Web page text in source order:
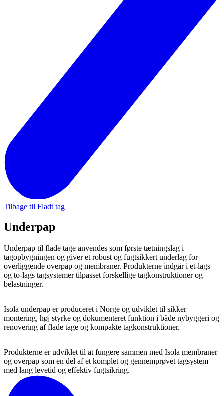
Tilbage til Fladt tag
Underpap
Underpap til flade tage anvendes som første tætningslag i
tagopbygningen og giver et robust og fugtsikkert underlag for
overliggende overpap og membraner. Produkterne indgår i et-lags
og to-lags tagsystemer tilpasset forskellige tagkonstruktioner og
belastninger.
Isola underpap er produceret i Norge og udviklet til sikker
montering, høj styrke og dokumenteret funktion i både nybyggeri og
renovering af flade tage og kompakte tagkonstruktioner.
Produkterne er udviklet til at fungere sammen med Isola membraner
og overpap som en del af et komplet og gennemprøvet tagsystem
med lang levetid og effektiv fugtsikring.